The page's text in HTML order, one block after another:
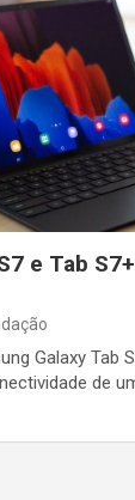
e Tab
Galaxy Tab
de